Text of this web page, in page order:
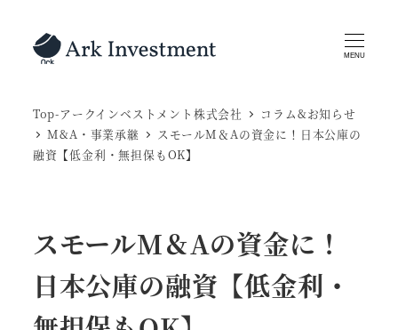
MENU
Top-アークインベストメント株式会社
コラム&お知らせ
M&A・事業承継
スモールM＆Aの資金に！日本公庫の
融資【低金利・無担保もOK】
スモールM＆Aの資金に！
日本公庫の融資【低金利・